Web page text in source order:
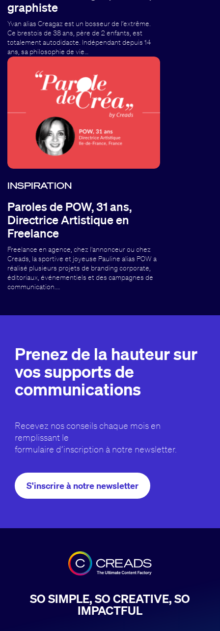
graphiste
Yvan alias Creagaz est un bosseur de l’extrême.
Ce brestois de 38 ans, père de 2 enfants, est
totalement autodidacte. Indépendant depuis 14
ans, sa philosophie de vie…
INSPIRATION
Paroles de POW, 31 ans,
Directrice Artistique en
Freelance
Freelance en agence, chez l'annonceur ou chez
Creads, la sportive et joyeuse Pauline alias POW a
réalisé plusieurs projets de branding corporate,
éditoriaux, événementiels et des campagnes de
communication.…
Prenez de la hauteur sur
vos supports de
communications
Recevez nos conseils chaque mois en
remplissant le
formulaire d’inscription à notre newsletter.
S'inscrire à notre newsletter
SO SIMPLE, SO CREATIVE, SO
IMPACTFUL